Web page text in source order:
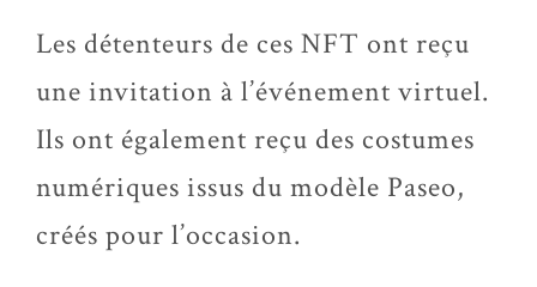
Les détenteurs de ces NFT ont reçu
une invitation à l’événement virtuel.
Ils ont également reçu des costumes
numériques issus du modèle Paseo,
créés pour l’occasion.